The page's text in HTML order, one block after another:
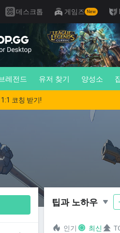
데스크톱 게임즈 New
레전드 유저 찾기 양성소
코칭 받기!
팁과 노하우
인기 최신